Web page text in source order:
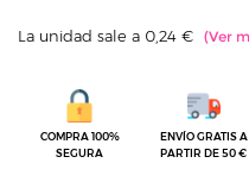
La unidad sale a 0,24 €
COMPRA 100%
SEGURA
ENVÍO GRATIS A
PARTIR DE 50 €